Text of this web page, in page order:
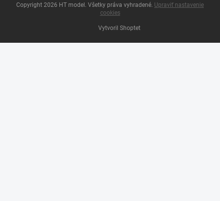
Vytvoril Shoptet
Copyright 2026 HT model . Všetky práva vyhradené. Upraviť nastavenie
cookies